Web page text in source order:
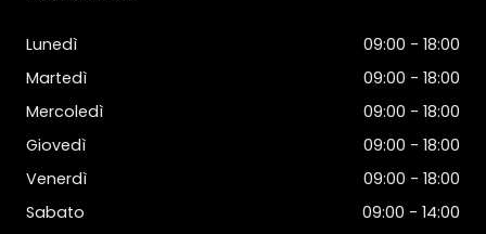
Lunedì
09:00 - 18:00
Martedì
09:00 - 18:00
Mercoledì
09:00 - 18:00
Giovedì
09:00 - 18:00
Venerdì
09:00 - 18:00
Sabato
09:00 - 14:00